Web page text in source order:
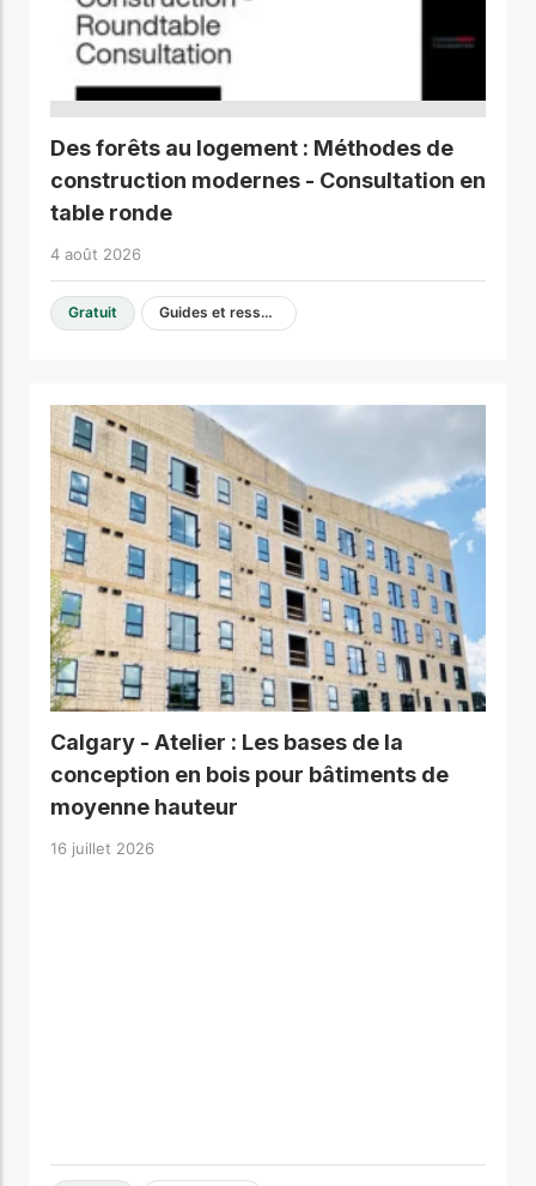
Des forêts au logement : Méthodes de
construction modernes - Consultation en
table ronde
4 août 2026
Gratuit Guides et ressources de conception
Calgary - Atelier : Les bases de la
conception en bois pour bâtiments de
moyenne hauteur
16 juillet 2026